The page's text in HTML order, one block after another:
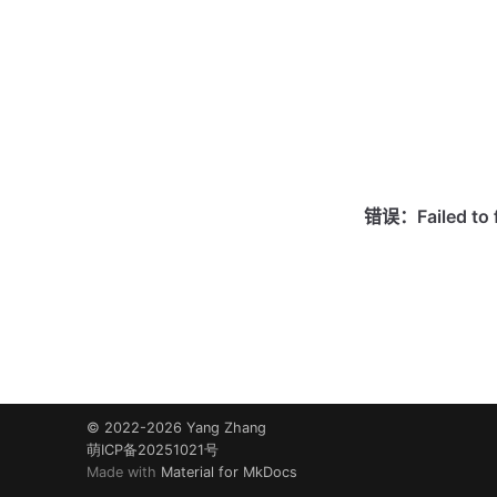
© 2022-2026 Yang Zhang
萌ICP备20251021号
Made with Material for MkDocs